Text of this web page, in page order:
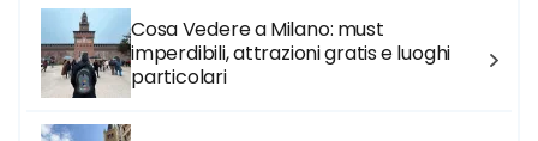
Cosa Vedere a Milano: must
imperdibili, attrazioni gratis e luoghi
particolari